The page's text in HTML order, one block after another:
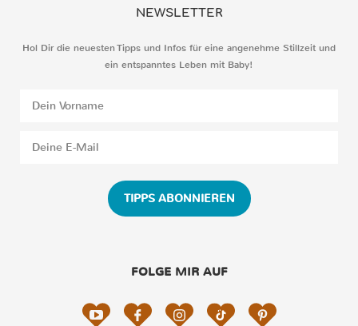
NEWSLETTER
Hol Dir die neuesten Tipps und Infos für eine angenehme Stillzeit und
ein entspanntes Leben mit Baby!
TIPPS ABONNIEREN
FOLGE MIR AUF